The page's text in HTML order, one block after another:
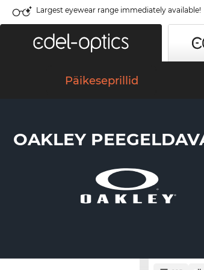
Largest eyewear range immediately available!
Päikeseprillid
OAKLEY